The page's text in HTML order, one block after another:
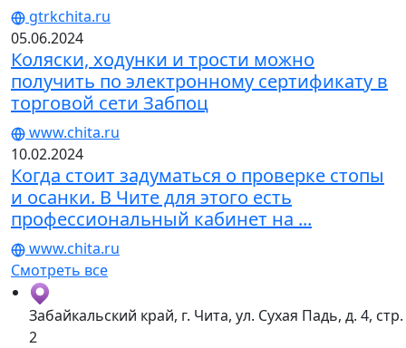
gtrkchita.ru
05.06.2024
Коляски, ходунки и трости можно
получить по электронному сертификату в
торговой сети Забпоц
www.chita.ru
10.02.2024
Когда стоит задуматься о проверке стопы
и осанки. В Чите для этого есть
профессиональный кабинет на ...
www.chita.ru
Смотреть все
Забайкальский край, г. Чита, ул. Сухая Падь, д. 4, стр.
2